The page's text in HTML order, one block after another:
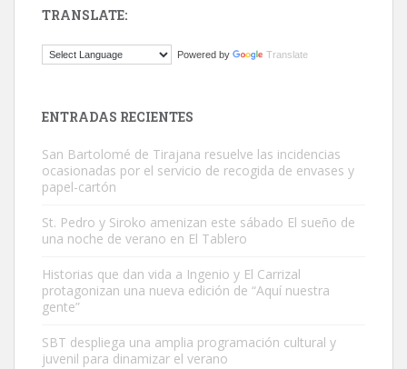
Este gato macho ha aparecido en la calle hace menos de un mes,
Busco adopción responsable para mi perra. Pastor alemán,
hembra, 4 años. Por motivos personales ...
Leales.org » Gran Canaria
TRANSLATE:
Powered by Translate
ENTRADAS RECIENTES
San Bartolomé de Tirajana resuelve las incidencias
ocasionadas por el servicio de recogida de envases y
papel-cartón
St. Pedro y Siroko amenizan este sábado El sueño de
una noche de verano en El Tablero
Historias que dan vida a Ingenio y El Carrizal
protagonizan una nueva edición de “Aquí nuestra
gente”
SBT despliega una amplia programación cultural y
juvenil para dinamizar el verano